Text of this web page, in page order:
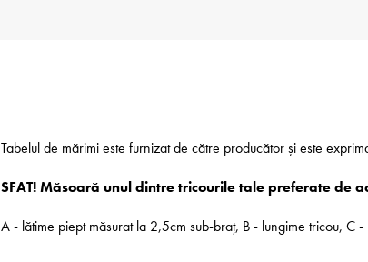
Tabelul de mărimi este furnizat de către producător și este
SFAT! Măsoară unul dintre tricourile tale preferate de
A - lătime piept măsurat la 2,5cm sub-braț, B - lungime tricou, C